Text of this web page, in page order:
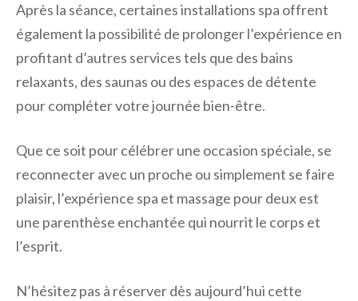
Après la séance, certaines installations spa offrent
également la possibilité de prolonger l’expérience en
profitant d’autres services tels que des bains
relaxants, des saunas ou des espaces de détente
pour compléter votre journée bien-être.
Que ce soit pour célébrer une occasion spéciale, se
reconnecter avec un proche ou simplement se faire
plaisir, l’expérience spa et massage pour deux est
une parenthèse enchantée qui nourrit le corps et
l’esprit.
N’hésitez pas à réserver dès aujourd’hui cette